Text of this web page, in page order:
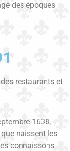
des époques
restaurants et
1638,
naissent les
connaissons